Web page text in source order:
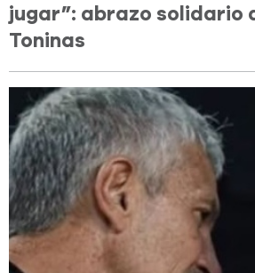
jugar”: abrazo solidario
Toninas